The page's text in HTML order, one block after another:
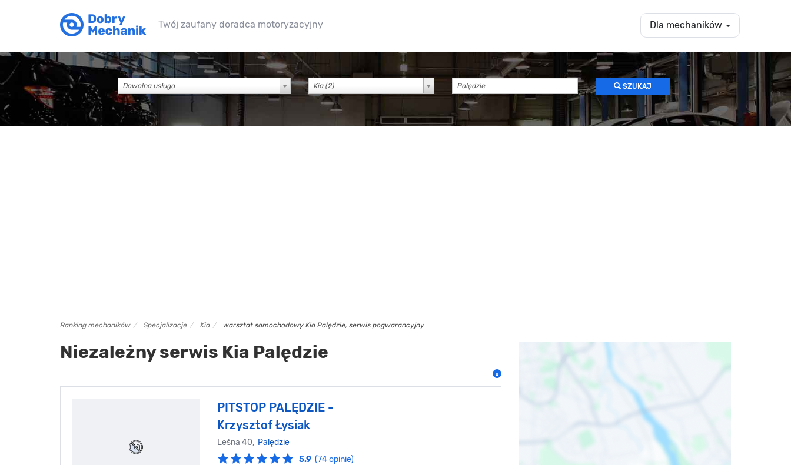
Twój zaufany doradca motoryzacyjny Dla mechaników
Dowolna usługa Kia (2) SZUKAJ
Ranking mechaników Specjalizacje Kia warsztat samochodowy Kia Palędzie, serwis pogwarancyjny
Niezależny serwis Kia Palędzie
PITSTOP PALĘDZIE -
Krzysztof Łysiak
Leśna 40, Palędzie
5.9 (74 opinie)